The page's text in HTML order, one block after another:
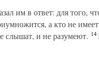
им в ответ: для того,
а кто не
слышат, и не разумеют. 14